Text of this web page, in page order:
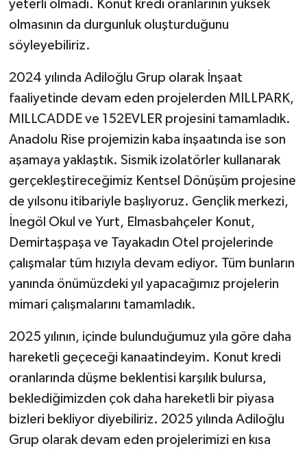
yeterli olmadı. Konut kredi oranlarının yüksek
olmasının da durgunluk oluşturduğunu
söyleyebiliriz.
2024 yılında Adiloğlu Grup olarak İnşaat
faaliyetinde devam eden projelerden MILLPARK,
MILLCADDE ve 152EVLER projesini tamamladık.
Anadolu Rise projemizin kaba inşaatında ise son
aşamaya yaklaştık. Sismik izolatörler kullanarak
gerçekleştireceğimiz Kentsel Dönüşüm projesine
de yılsonu itibariyle başlıyoruz. Gençlik merkezi,
İnegöl Okul ve Yurt, Elmasbahçeler Konut,
Demirtaşpaşa ve Tayakadın Otel projelerinde
çalışmalar tüm hızıyla devam ediyor. Tüm bunların
yanında önümüzdeki yıl yapacağımız projelerin
mimari çalışmalarını tamamladık.
2025 yılının, içinde bulunduğumuz yıla göre daha
hareketli geçeceği kanaatindeyim. Konut kredi
oranlarında düşme beklentisi karşılık bulursa,
beklediğimizden çok daha hareketli bir piyasa
bizleri bekliyor diyebiliriz. 2025 yılında Adiloğlu
Grup olarak devam eden projelerimizi en kısa